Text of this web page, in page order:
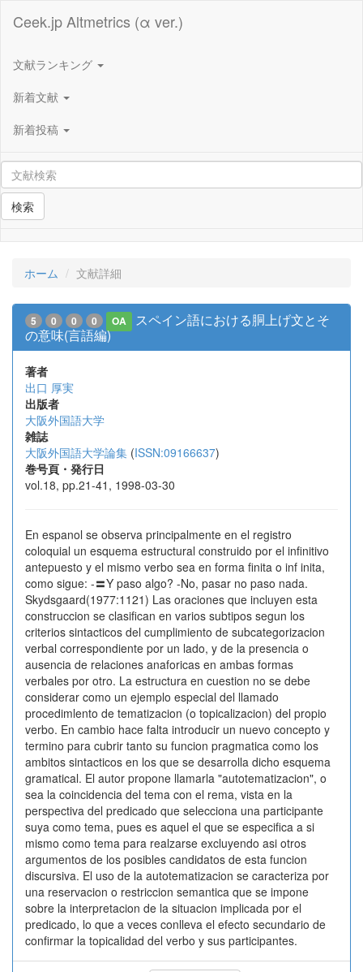
Ceek.jp Altmetrics (α ver.)
文献ランキング
新着文献
新着投稿
検索
ホーム 文献詳細
5 0 0 0 OA
スペイン語における胴上げ文とそ
の意味(言語編)
著者
出口 厚実
出版者
大阪外国語大学
雑誌
大阪外国語大学論集 (ISSN:09166637)
巻号頁・発行日
vol.18, pp.21-41, 1998-03-30
En espanol se observa principalmente en el registro
coloquial un esquema estructural construido por el infinitivo
antepuesto y el mismo verbo sea en forma finita o inf inita,
como sigue: -〓Y paso algo? -No, pasar no paso nada.
Skydsgaard(1977:1121) Las oraciones que incluyen esta
construccion se clasifican en varios subtipos segun los
criterios sintacticos del cumplimiento de subcategorizacion
verbal correspondiente por un lado, y de la presencia o
ausencia de relaciones anaforicas en ambas formas
verbales por otro. La estructura en cuestion no se debe
considerar como un ejemplo especial del llamado
procedimlento de tematizacion (o topicalizacion) del propio
verbo. En cambio hace falta introducir un nuevo concepto y
termino para cubrir tanto su funcion pragmatica como los
ambitos sintacticos en los que se desarrolla dicho esquema
gramatical. El autor propone llamarla "autotematizacion", o
sea la coincidencia del tema con el rema, vista en la
perspectiva del predicado que selecciona una participante
suya como tema, pues es aquel el que se especifica a si
mismo como tema para realzarse excluyendo asi otros
argumentos de los posibles candidatos de esta funcion
discursiva. El uso de la autotematizacion se caracteriza por
una reservacion o restriccion semantica que se impone
sobre la interpretacion de la situacion implicada por el
predicado, lo que a veces conlleva el efecto secundario de
confirmar la topicalidad del verbo y sus participantes.